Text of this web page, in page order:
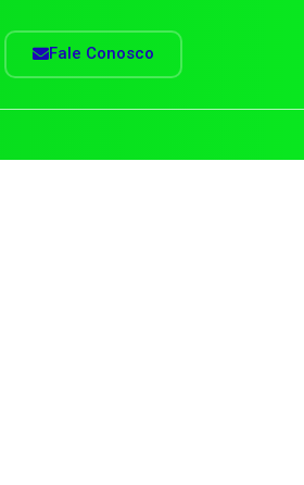
Fale Conosco